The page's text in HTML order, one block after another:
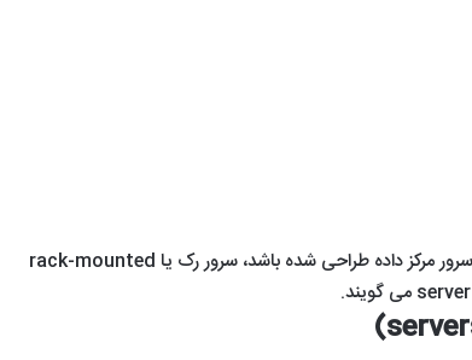
به سرورهایی که اختصاصاً برای نصب در رک سرور مرکز داده طراحی شده باشد، سرور رک یا rack-mounted
server می گویند.